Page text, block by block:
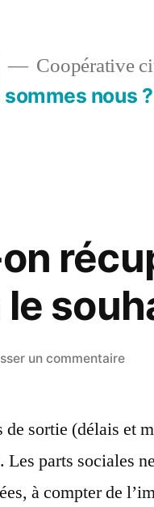
Coopérative
sommes nous ?
le
un commentairesur
dès
sortie (délais et
Les parts sociales
à compter de